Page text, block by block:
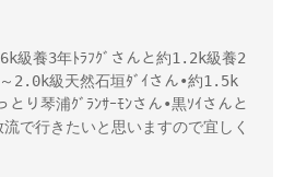
級養3年ﾄﾗﾌｸﾞさんと約1.2k級養2
2.0k級天然石垣ﾀﾞｲさん•約1.5k
とり琴浦ｸﾞﾗﾝｻｰﾓﾝさん•黒ｿｲさんと
で行きたいと思いますので宜しく